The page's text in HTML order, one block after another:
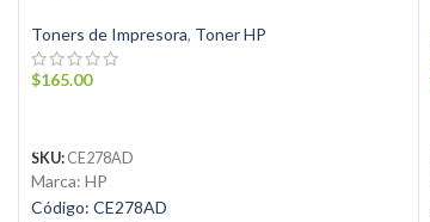
Toners de Impresora, Toner HP
$165.00
SKU: CE278AD
Marca: HP
Código: CE278AD